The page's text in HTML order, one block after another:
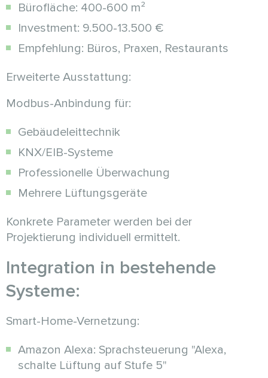
Bürofläche: 400-600 m²
Investment: 9.500-13.500 €
Empfehlung: Büros, Praxen, Restaurants
Erweiterte Ausstattung:
Modbus-Anbindung für:
Gebäudeleittechnik
KNX/EIB-Systeme
Professionelle Überwachung
Mehrere Lüftungsgeräte
Konkrete Parameter werden bei der
Projektierung individuell ermittelt.
Integration in bestehende
Systeme:
Smart-Home-Vernetzung:
Amazon Alexa: Sprachsteuerung "Alexa,
schalte Lüftung auf Stufe 5"